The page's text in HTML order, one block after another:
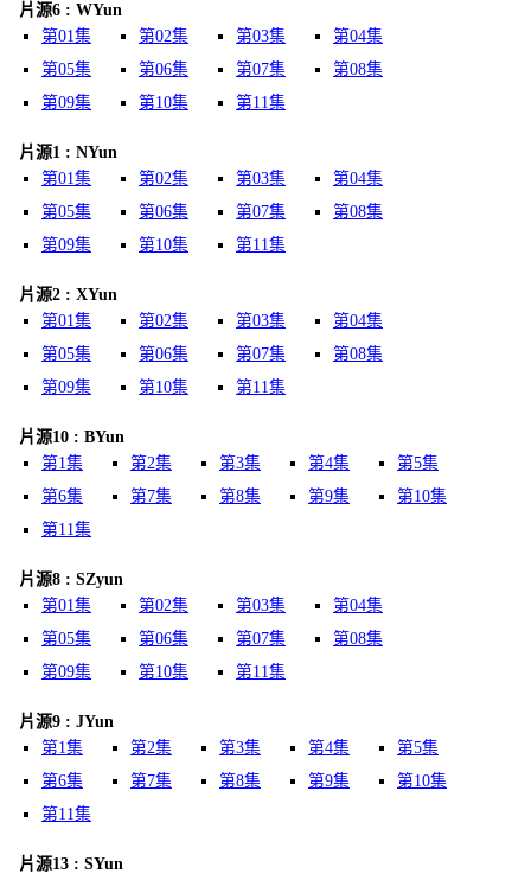
片源6 : WYun
第01集
第02集 第03集
第04集
第05集
第06集 第07集
第08集
第09集
第10集 第11集
片源1 : NYun
第01集
第02集 第03集
第04集
第05集
第06集 第07集
第08集
第09集
第10集 第11集
片源2 : XYun
第01集
第02集 第03集
第04集
第05集
第06集 第07集
第08集
第09集
第10集 第11集
片源10 : BYun
第1集
第2集 第3集 第4集
第5集
第6集
第7集 第8集 第9集
第10集
第11集
片源8 : SZyun
第01集
第02集 第03集
第04集
第05集
第06集 第07集
第08集
第09集
第10集 第11集
片源9 : JYun
第1集
第2集 第3集 第4集
第5集
第6集
第7集 第8集 第9集
第10集
第11集
片源13 : SYun